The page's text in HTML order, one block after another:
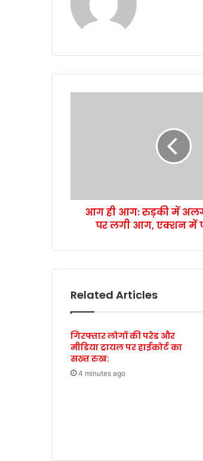
आग ही आग: रुड़की में
पर लगी आग, एक्शन में
Related Articles
गिरफ्तार लोगों की परेड और
मीडिया ट्रायल पर हाईकोर्ट का
सख्त रुख:
4 minutes ago